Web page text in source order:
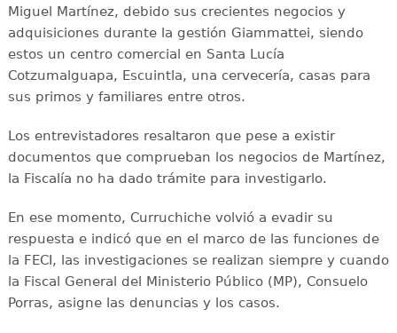
Miguel Martínez, debido sus crecientes negocios y
adquisiciones durante la gestión Giammattei, siendo
estos un centro comercial en Santa Lucía
Cotzumalguapa, Escuintla, una cervecería, casas para
sus primos y familiares entre otros.
Los entrevistadores resaltaron que pese a existir
documentos que comprueban los negocios de Martínez,
la Fiscalía no ha dado trámite para investigarlo.
En ese momento, Curruchiche volvió a evadir su
respuesta e indicó que en el marco de las funciones de
la FECI, las investigaciones se realizan siempre y cuando
la Fiscal General del Ministerio Público (MP), Consuelo
Porras, asigne las denuncias y los casos.